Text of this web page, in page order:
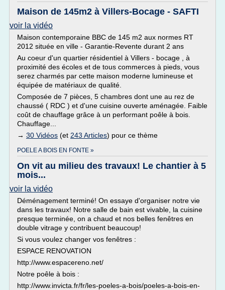
Maison de 145m2 à Villers-Bocage - SAFTI
voir la vidéo
Maison contemporaine BBC de 145 m2 aux normes RT
2012 située en ville - Garantie-Revente durant 2 ans
Au coeur d'un quartier résidentiel à Villers - bocage , à
proximité des écoles et de tous commerces à pieds, vous
serez charmés par cette maison moderne lumineuse et
équipée de matériaux de qualité.
Composée de 7 pièces, 5 chambres dont une au rez de
chaussé ( RDC ) et d'une cuisine ouverte aménagée. Faible
coût de chauffage grâce à un performant poêle à bois.
Chauffage...
→ 30 Vidéos (et 243 Articles) pour ce thème
POELE A BOIS EN FONTE »
On vit au milieu des travaux! Le chantier à 5
mois...
voir la vidéo
Déménagement terminé! On essaye d'organiser notre vie
dans les travaux! Notre salle de bain est vivable, la cuisine
presque terminée, on a chaud et nos belles fenêtres en
double vitrage y contribuent beaucoup!
Si vous voulez changer vos fenêtres :
ESPACE RENOVATION
http://www.espacereno.net/
Notre poêle à bois :
http://www.invicta.fr/fr/les-poeles-a-bois/poeles-a-bois-en-